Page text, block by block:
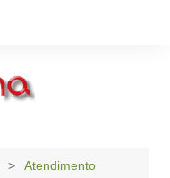
Atendimento